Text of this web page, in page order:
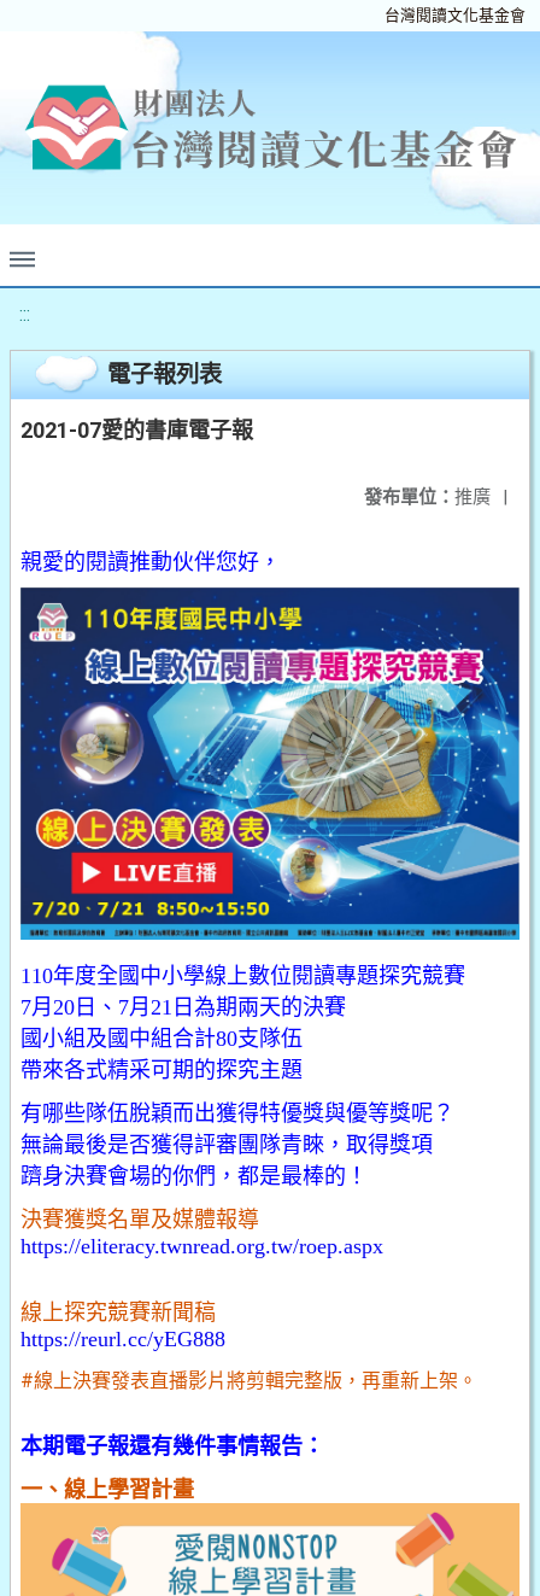
台灣閱讀文化基金會
:::
電子報列表
2021-07愛的書庫電子報
發布單位： 推廣 |
親愛的閱讀推動伙伴您好，
110年度全國中小學線上數位閱讀專題探究競賽
7月20日、7月21日為期兩天的決賽
國小組及國中組合計80支隊伍
帶來各式精采可期的探究主題
有哪些隊伍脫穎而出獲得特優獎與優等獎呢？
無論最後是否獲得評審團隊青睞，取得獎項
躋身決賽會場的你們，都是最棒的！
決賽獲獎名單及媒體報導
https://eliteracy.twnread.org.tw/roep.aspx
線上探究競賽新聞稿
https://reurl.cc/yEG888
#線上決賽發表直播影片將剪輯完整版，再重新上架。
本期電子報還有幾件事情報告：
一、線上學習計畫